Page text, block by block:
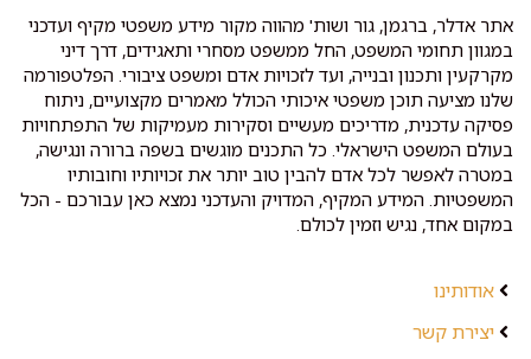
אתר אדלר, ברגמן, גור ושות' מהווה מקור מידע משפטי מקיף ועדכני
במגוון תחומי המשפט, החל ממשפט מסחרי ותאגידים, דרך דיני
מקרקעין ותכנון ובנייה, ועד לזכויות אדם ומשפט ציבורי. הפלטפורמה
שלנו מציעה תוכן משפטי איכותי הכולל מאמרים מקצועיים, ניתוח
פסיקה עדכנית, מדריכים מעשיים וסקירות מעמיקות של התפתחויות
בעולם המשפט הישראלי. כל התכנים מוגשים בשפה ברורה ונגישה,
במטרה לאפשר לכל אדם להבין טוב יותר את זכויותיו וחובותיו
המשפטיות. המידע המקיף, המדויק והעדכני נמצא כאן עבורכם - הכל
במקום אחד, נגיש וזמין לכולם.
אודותינו
יצירת קשר